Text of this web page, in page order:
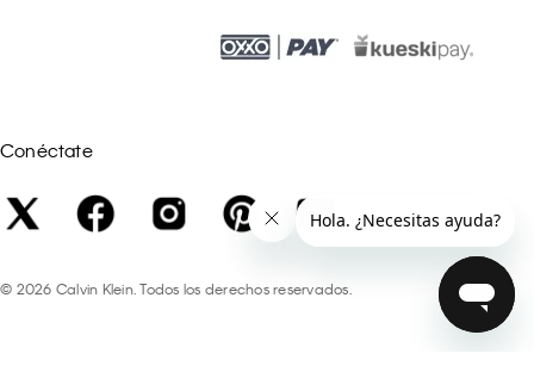
Conéctate
© 2026 Calvin Klein. Todos los derechos reservados.